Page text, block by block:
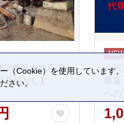
8年熊本地震 災
品なし】
八
県
へ
（Cookie）を使用しています
さい。